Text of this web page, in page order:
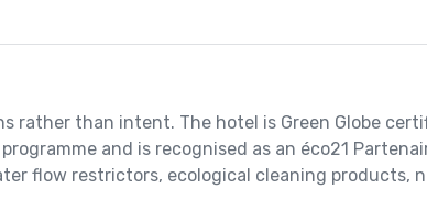
rather than intent. The hotel is Green Globe
and is recognised as an éco21
flow restrictors, ecological cleaning products,